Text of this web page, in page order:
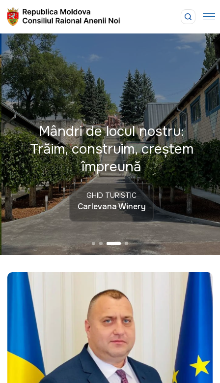
Mândri de locul nostru:
Trăim, construim, creștem
împreună
GHID TURISTIC
Carlevana Winery